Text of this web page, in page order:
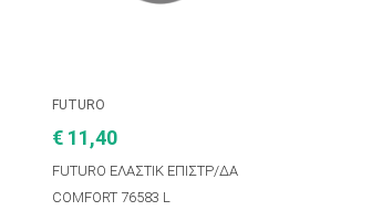
FUTURO
€ 11,40
FUTURO ΕΛΑΣΤΙΚ ΕΠΙΣΤΡ/ΔΑ
COMFORT 76583 L